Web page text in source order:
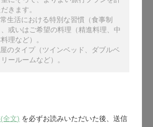
きます。
生活における特別な習慣（食事制
或いはご希望の料理（精進料理、中
理など）。
のタイプ（ツインベッド、ダブルベ
ールームなど）。
全文) を必ずお読みいただいた後、送信